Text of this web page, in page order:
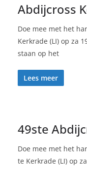
Abdijcross
Doe mee met het
Kerkrade (LI) op za
staan op het
Lees meer
49ste
Doe mee met het
te Kerkrade (LI) op